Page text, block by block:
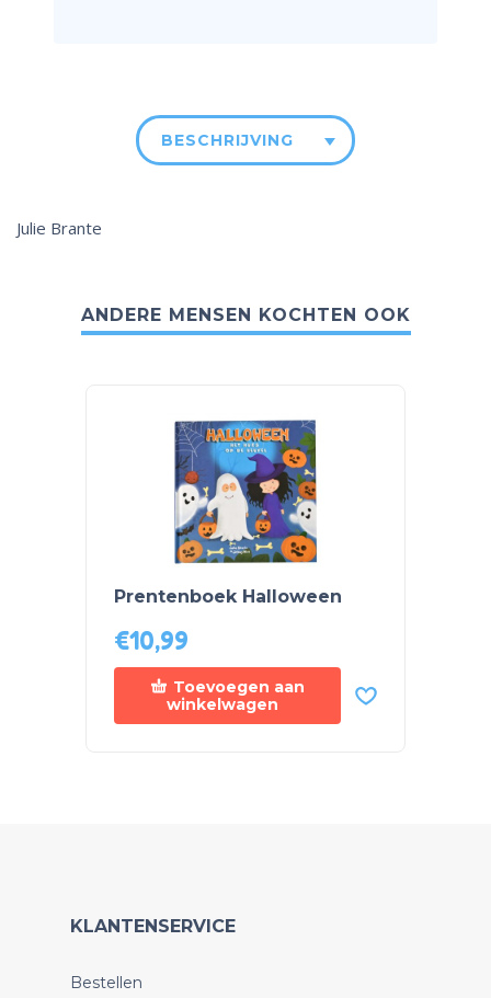
BESCHRIJVING
Julie Brante
ANDERE MENSEN KOCHTEN OOK
Prentenboek Halloween
€10,99
Toevoegen aan
winkelwagen
KLANTENSERVICE
Bestellen